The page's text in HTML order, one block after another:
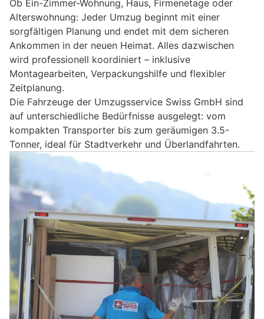
Ob Ein-Zimmer-Wohnung, Haus, Firmenetage oder
Alterswohnung: Jeder Umzug beginnt mit einer
sorgfältigen Planung und endet mit dem sicheren
Ankommen in der neuen Heimat. Alles dazwischen
wird professionell koordiniert – inklusive
Montagearbeiten, Verpackungshilfe und flexibler
Zeitplanung.
Die Fahrzeuge der Umzugsservice Swiss GmbH sind
auf unterschiedliche Bedürfnisse ausgelegt: vom
kompakten Transporter bis zum geräumigen 3.5-
Tonner, ideal für Stadtverkehr und Überlandfahrten.